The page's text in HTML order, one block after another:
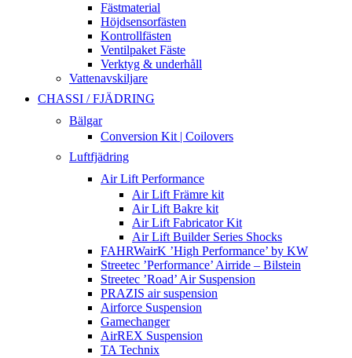
Fästmaterial
Höjdsensorfästen
Kontrollfästen
Ventilpaket Fäste
Verktyg & underhåll
Vattenavskiljare
CHASSI / FJÄDRING
Bälgar
Conversion Kit | Coilovers
Luftfjädring
Air Lift Performance
Air Lift Främre kit
Air Lift Bakre kit
Air Lift Fabricator Kit
Air Lift Builder Series Shocks
FAHRWairK ’High Performance’ by KW
Streetec ’Performance’ Airride – Bilstein
Streetec ’Road’ Air Suspension
PRAZIS air suspension
Airforce Suspension
Gamechanger
AirREX Suspension
TA Technix